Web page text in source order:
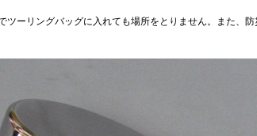
ツーリングバッグに入れても場所をとりません。また、